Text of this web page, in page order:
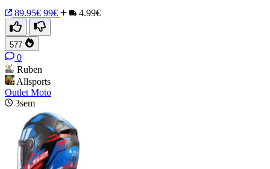
89.95€ 99€ 4.99€
577
0
Ruben
Allsports
Outlet Moto
3sem